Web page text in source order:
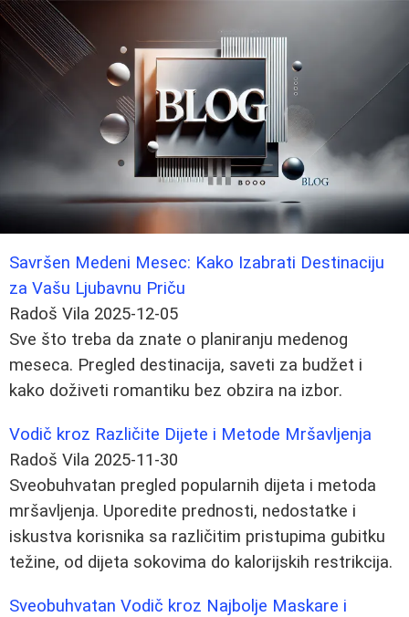
Savršen Medeni Mesec: Kako Izabrati Destinaciju
za Vašu Ljubavnu Priču
Radoš Vila 2025-12-05
Sve što treba da znate o planiranju medenog
meseca. Pregled destinacija, saveti za budžet i
kako doživeti romantiku bez obzira na izbor.
Vodič kroz Različite Dijete i Metode Mršavljenja
Radoš Vila 2025-11-30
Sveobuhvatan pregled popularnih dijeta i metoda
mršavljenja. Uporedite prednosti, nedostatke i
iskustva korisnika sa različitim pristupima gubitku
težine, od dijeta sokovima do kalorijskih restrikcija.
Sveobuhvatan Vodič kroz Najbolje Maskare i